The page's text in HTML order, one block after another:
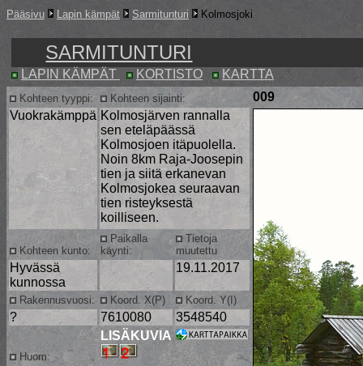
Pääsivu Lapin kämpät Sarmitunturi Kolmosjoki
SARMITUNTURI
LAPIN KÄMPÄT KORTISTO KARTTA
Kohteen tyyppi: Kohteen sijainti:
009
Vuokrakämppä Kolmosjärven rannalla
sen eteläpäässä
Kolmosjoen itäpuolella.
Noin 8km Raja-Joosepin
tien ja siitä erkanevan
Kolmosjokea seuraavan
tien risteyksestä
koilliseen.
Kohteen kunto:
Paikalla
käynti:
Tietoja
muutettu
Hyvässä
kunnossa
19.11.2017
Rakennusvuosi: Koord. X(P) Koord. Y(I)
? 7610080 3548540
Huom:
LISÄKUVIA